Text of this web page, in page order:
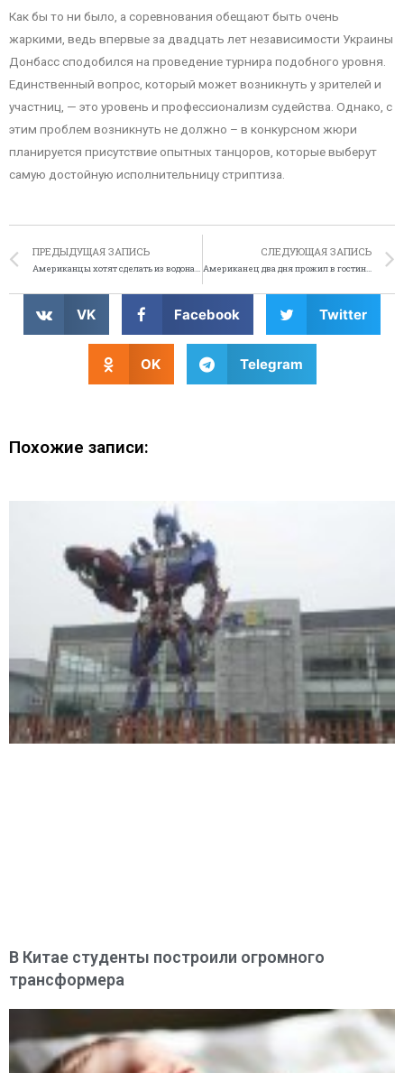
Как бы то ни было, а соревнования обещают быть очень
жаркими, ведь впервые за двадцать лет независимости Украины
Донбасс сподобился на проведение турнира подобного уровня.
Единственный вопрос, который может возникнуть у зрителей и
участниц, — это уровень и профессионализм судейства. Однако, с
этим проблем возникнуть не должно – в конкурсном жюри
планируется присутствие опытных танцоров, которые выберут
самую достойную исполнительницу стриптиза.
ПРЕДЫДУЩАЯ ЗАПИСЬ
Американцы хотят сделать из водонапорной башни гамбургер
СЛЕДУЮЩАЯ ЗАПИСЬ
Американец два дня прожил в гостинице с трупом девушки
VK Facebook Twitter
OK Telegram
Похожие записи:
В Китае студенты построили огромного
трансформера